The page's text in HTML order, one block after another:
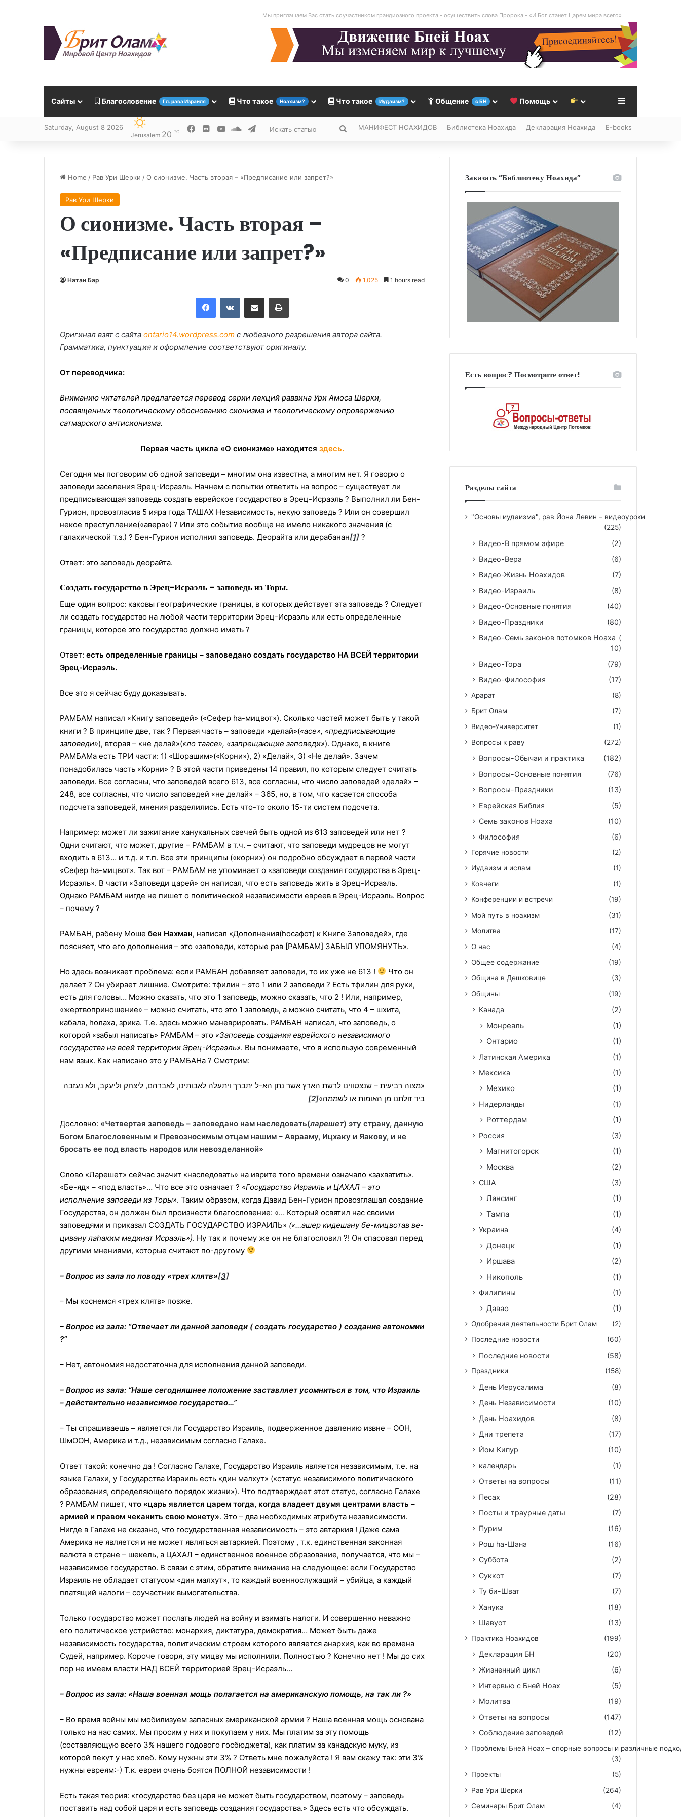
Мы приглашаем Вас стать соучастником грандиозного проекта - осуществить слова Пророка - «И Бог станет Царем мира всего»
Сайты Благословение Гл. рава Израиля Что такое Ноахизм? Что такое Иудаизм? Общение с БН Помощь Sidebar
Saturday, August 8 2026
Jerusalem 20 ℃ Facebook
FlickrYouTubeSoundCloud
Telegram
Искать
МАНИФЕСТ НОАХИДОВ Библиотека Ноахида Декларация Ноахида E-books
Home / Рав Ури Шерки /О сионизме. Часть вторая – «Предписание или запрет?»
Рав Ури Шерки
О сионизме. Часть вторая –
«Предписание или запрет?»
Натан Бар 0 1,025 1 hours read
FacebookVKontakteShare via Email Print
Оригинал взят с сайта ontario14.wordpress.com с любезного разрешения автора сайта.
Грамматика, пунктуация и оформление соответствуют оригиналу.
От переводчика:
Вниманию читателей предлагается перевод серии лекций раввина Ури Амоса Шерки,
посвященных теологическому обоснованию сионизма и теологическому опровержению
сатмарского антисионизма.
Первая часть цикла «О сионизме» находится здесь.
Сегодня мы поговорим об одной заповеди – многим она известна, a многим нет. Я говорю о
заповеди заселения Эрец-Исраэль. Начнем с попытки ответить на вопрос – существует ли
предписывающая заповедь создать еврейское государство в Эрец-Исраэль ? Выполнил ли Бен-
Гурион, провозгласив 5 ияра года ТАШАХ Независимость, некую заповедь ? Или он совершил
некое преступление(«авера») ? Или это событие вообще не имело никакого значения (с
галахической т.з.) ? Бен-Гурион исполнил заповедь. Деорайта или дерабанан[1] ?
Ответ: это заповедь деорайта.
Создать государство в Эрец-Исраэль – заповедь из Торы.
Еще один вопрос: каковы географические границы, в которых действует эта заповедь ? Следует
ли создать государство на любой части территории Эрец-Исраэль или есть определенные
границы, которое это государство должно иметь ?
Ответ: есть определенные границы – заповедано создать государство НА ВСЕЙ территории
Эрец-Исраэль.
Все это я сейчас буду доказывать.
РАМБАМ написал «Книгу заповедей» («Сефер hа-мицвот»). Сколько частей может быть у такой
книги ? В принципе две, так ? Первая часть – заповеди «делай»(«асе», «предписывающие
заповеди»), вторая – «не делай»(«ло таасе», «запрещающие заповеди»). Однако, в книге
РАМБАМа есть ТРИ части: 1) «Шорашим»(«Корни»), 2) «Делай», 3) «Не делай». Зачем
понадобилась часть «Корни» ? В этой части приведены 14 правил, по которым следует считать
заповеди. Все согласны, что заповедей всего 613, все согласны, что число заповедей «делай» –
248, все согласны, что число заповедей «не делай» – 365, но, в том, что касается способа
подсчета заповедей, мнения разделились. Есть что-то около 15-ти систем подсчета.
Например: может ли зажигание ханукальных свечей быть одной из 613 заповедей или нет ?
Одни считают, что может, другие – РАМБАМ в т.ч. – считают, что заповеди мудрецов не могут
входить в 613… и т.д. и т.п. Все эти принципы («корни») он подробно обсуждает в первой части
«Сефер hа-мицвот». Так вот – РАМБАМ не упоминает о «заповеди создания государства в Эрец-
Исраэль». В части «Заповеди царей» он написал, что есть заповедь жить в Эрец-Исраэль.
Однако РАМБАМ нигде не пишет о политической независимости евреев в Эрец-Исраэль. Вопрос
– почему ?
РАМБАН, рабену Моше бен Нахман, написал «Дополнения(hосафот) к Книге Заповедей», где
поясняет, что его дополнения – это «заповеди, которые рав [РАМБАМ] ЗАБЫЛ УПОМЯНУТЬ».
Но здесь возникает проблема: если РАМБАН добавляет заповеди, то их уже не 613 !
Что он
делает ? Он убирает лишние. Смотрите: тфилин – это 1 или 2 заповеди ? Есть тфилин для руки,
есть для головы… Можно сказать, что это 1 заповедь, можно сказать, что 2 ! Или, например,
«жeртвоприношение» – можно считать, что это 1 заповедь, а можно считать, что 4 – шхита,
кабала, hолаха, зрика. Т.е. здесь можно маневрировать. РАМБАН написал, что заповедь, о
которой «забыл написать» РАМБАМ – это «Заповедь создания еврейского независимого
государства на всей территории Эрец-Исраэль». Вы понимаете, что я использую современный
нам язык. Как написано это у РАМБАНа ? Смотрим:
«מצוה רביעית – שנצטווינו לרשת הארץ אשר נתן הא-ל יתברך ויתעלה לאבותינו, לאברהם, ליצחק וליעקב, ולא נעזבה
ביד זולתנו מן האומות או לשממה»[2]
Дословно: «Четвертая заповедь – заповедано нам наследовать(ларешет) эту страну, данную
Богом Благословенным и Превозносимым отцам нашим – Аврааму, Ицхаку и Яакову, и не
бросать ее под власть народов или невозделанной»
Слово «Ларешет» сейчас значит «наследовать» на иврите того времени означало «захватить».
«Бе-яд» – «под власть»… Что все это означает ? «Государство Израиль и ЦАХАЛ – это
исполнение заповеди из Торы». Таким образом, когда Давид Бен-Гурион провозглашал создание
Государства, он должен был произнести благословение: «… Который освятил нас своими
заповедями и приказал СОЗДАТЬ ГОСУДАРСТВО ИЗРАИЛЬ» («…ашер кидешану бе-мицвотав ве-
цивану лаhаким мединат Исраэль»). Ну так и почему же он не благословил ?! Он спасовал перед
другими мнениями, которые считают по-другому
– Вопрос из зала по поводу «трех клятв»[3]
– Мы коснемся «трех клятв» позже.
– Вопрос из зала: “Oтвечает ли данной заповеди ( создать государство ) создание автономии
?”
– Нет, автономия недостаточна для исполнения данной заповеди.
– Вопрос из зала: “Наше сегодняшнее положение заставляет усомниться в том, что Израиль
– действительно независимое государство…”
– Ты спрашиваешь – является ли Государство Израиль, подверженное давлению извне – ООН,
ШмООН, Америка и т.д., независимым согласно Галахе.
Ответ такой: конечно да ! Согласно Галахе, Государство Израиль является независимым, т.е. на
языке Галахи, у Государства Израиль есть «дин малхут» («статус независимого политического
образования, определяющего порядок жизни»). Что подтверждает этот статус, согласно Галахе
? РАМБАМ пишет, что «царь является царем тогда, когда владеет двумя центрами власть –
армией и правом чеканить свою монету». Это – два необходимых атрибута независимости.
Нигде в Галахе не сказано, что государственная независимость – это автаркия ! Даже сама
Америка не является и не может являться автаркией. Поэтому , т.к. единственная законная
валюта в стране – шекель, а ЦАХАЛ – единственное военное образование, получается, что мы –
нeзависимое государство. В связи с этим, обратите внимание на следующее: если Государство
Израиль не обладает статусом «дин малхут», то каждый военнослужащий – убийца, а каждый
платящий налоги – соучастник вымогательства.
Только государство может послать людей на войну и взимать налоги. И совершенно неважно
его политическое устрийство: монархия, диктатура, демократия… Может быть даже
независимость государства, политическим строем которого является анархия, как во времена
Судей, например. Короче говоря, эту мицву мы исполнили. Полностью ? Конечно нет ! Мы до сих
пор не имеем власти НАД ВСЕЙ территорией Эрец-Исраэль…
– Вопрос из зала: «Наша военная мощь полагается на американскую помощь, на так ли ?»
– Во время войны мы мобилизуем запасных американской армии ? Наша военная мощь основана
только на нас самих. Мы просим у них и покупаем у них. Мы платим за эту помощь
(составляющую всего 3% нашего годового госбюджета), как платим за канадскую муку, из
которой пeкут у нас хлеб. Кому нужны эти 3% ? Ответь мне пожалуйста ! Я вам скажу так: эти 3%
нужны евреям:-) Т.к. евреи очень боятся ПОЛНОЙ независимости !
Есть такая теория: «государство без царя не может быть государством, поэтому – заповедь
поставить над собой царя и есть заповедь создания государства.» Здесь есть что обсуждать.
Заказать “Библиотеку Ноахида”
Есть вопрос? Посмотрите ответ!
Разделы сайта
"Основы иудаизма", рав Йона Левин – видеоуроки
(225)
Видео-В прямом эфире
(2)
Видео-Вера
(6)
Видео-Жизнь Ноахидов
(7)
Видео-Израиль
(8)
Видео-Основные понятия
(40)
Видео-Праздники
(80)
Видео-Семь законов потомков Ноаха (
10)
Видео-Тора
(79)
Видео-Философия
(17)
Арарат
(8)
Брит Олам
(7)
Видео-Университет
(1)
Вопросы к раву
(272)
Вопросы-Обычаи и практика
(182)
Вопросы-Основные понятия
(76)
Вопросы-Праздники
(13)
Еврейская Библия
(5)
Семь законов Ноаха
(10)
Философия
(6)
Горячие новости
(2)
Иудаизм и ислам
(1)
Ковчеги
(1)
Конференции и встречи
(19)
Мой путь в ноахизм
(31)
Молитва
(17)
О нас
(4)
Общее содержание
(19)
Община в Дешковице
(3)
Общины
(19)
Канада (2)
Монреаль
(1)
Онтарио
(1)
Латинская Америка
(1)
Мексика
(1)
Мехико (1)
Нидерланды (1)
Роттердам (1)
Россия (3)
Магнитогорск
(1)
Москва
(2)
США (3)
Лансинг
(1)
Тампа
(1)
Украина (4)
Донецк
(1)
Иршава
(2)
Никополь
(1)
Филипины (1)
Давао (1)
Одобрения деятельности Брит Олам
(2)
Последние новости
(60)
Последние новости (58)
Праздники (158)
День Иерусалима
(8)
День Независимости
(10)
День Ноахидов
(8)
Дни трепета
(17)
Йом Кипур
(10)
календарь
(1)
Ответы на вопросы
(11)
Песах
(28)
Посты и траурные даты
(7)
Пурим
(16)
Рош hа-Шана
(16)
Суббота
(2)
Суккот
(7)
Ту би-Шват
(7)
Ханука
(18)
Шавуот
(13)
Практика Ноахидов (199)
Декларация БН
(20)
Жизненный цикл
(6)
Интервью с Бней Ноах
(5)
Молитва
(19)
Ответы на вопросы
(147)
Соблюдение заповедей
(12)
Проблемы Бней Ноах – спорные вопросы и различные
(3)
Проекты
(5)
Рав Ури Шерки
(264)
Семинары Брит Олам
(4)